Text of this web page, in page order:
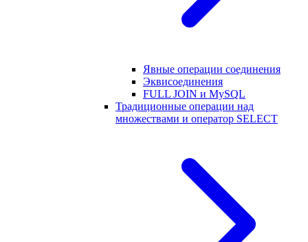
Явные операции соединения
Эквисоединения
FULL JOIN и MySQL
Традиционные операции над
множествами и оператор SELECT